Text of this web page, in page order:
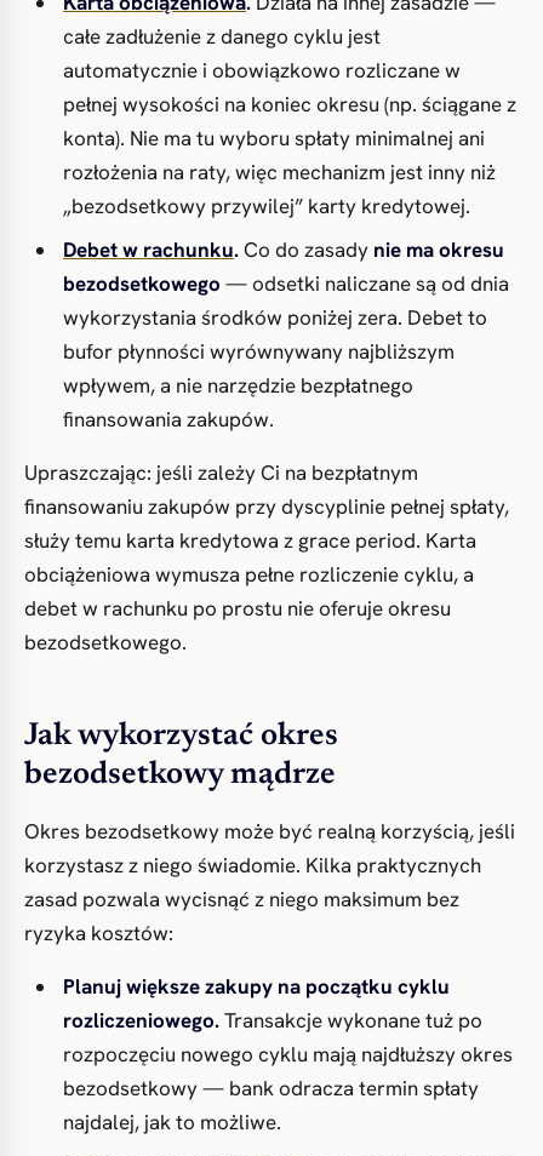
całe zadłużenie z danego cyklu jest
automatycznie i obowiązkowo rozliczane w
pełnej wysokości na koniec okresu (np. ściągane z
konta). Nie ma tu wyboru spłaty minimalnej ani
rozłożenia na raty, więc mechanizm jest inny niż
„bezodsetkowy przywilej” karty kredytowej.
Debet w rachunku.Co do zasady nie ma okresu
bezodsetkowego — odsetki naliczane są od dnia
wykorzystania środków poniżej zera. Debet to
bufor płynności wyrównywany najbliższym
wpływem, a nie narzędzie bezpłatnego
finansowania zakupów.
Upraszczając: jeśli zależy Ci na bezpłatnym
finansowaniu zakupów przy dyscyplinie pełnej spłaty,
służy temu karta kredytowa z grace period. Karta
obciążeniowa wymusza pełne rozliczenie cyklu, a
debet w rachunku po prostu nie oferuje okresu
bezodsetkowego.
Jak wykorzystać okres
bezodsetkowy mądrze
Okres bezodsetkowy może być realną korzyścią, jeśli
korzystasz z niego świadomie. Kilka praktycznych
zasad pozwala wycisnąć z niego maksimum bez
ryzyka kosztów:
Planuj większe zakupy na początku cyklu
rozliczeniowego.Transakcje wykonane tuż po
rozpoczęciu nowego cyklu mają najdłuższy okres
bezodsetkowy — bank odracza termin spłaty
najdalej, jak to możliwe.